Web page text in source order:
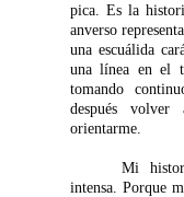
pica. Es la
anverso
una escuálida
una línea en el
tomando
después
orientarme.
Mi
intensa. Porque